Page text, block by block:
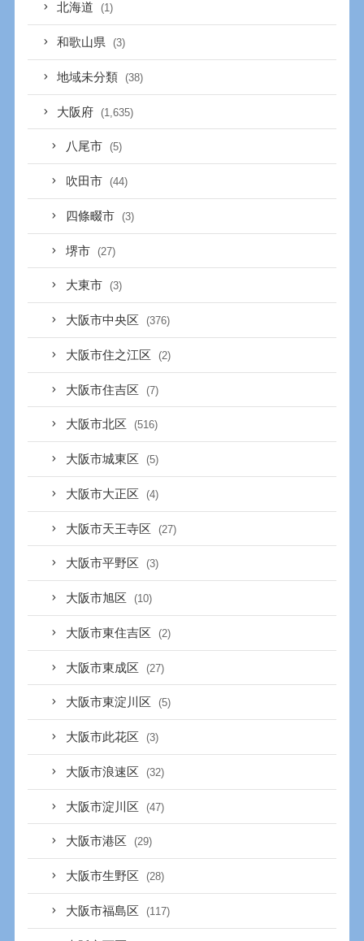
北海道 (1)
和歌山県 (3)
地域未分類 (38)
大阪府 (1,635)
八尾市 (5)
吹田市 (44)
四條畷市 (3)
堺市 (27)
大東市 (3)
大阪市中央区 (376)
大阪市住之江区 (2)
大阪市住吉区 (7)
大阪市北区 (516)
大阪市城東区 (5)
大阪市大正区 (4)
大阪市天王寺区 (27)
大阪市平野区 (3)
大阪市旭区 (10)
大阪市東住吉区 (2)
大阪市東成区 (27)
大阪市東淀川区 (5)
大阪市此花区 (3)
大阪市浪速区 (32)
大阪市淀川区 (47)
大阪市港区 (29)
大阪市生野区 (28)
大阪市福島区 (117)